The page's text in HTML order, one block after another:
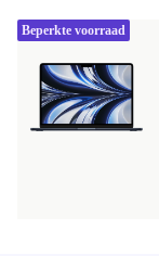
Beperkte voorraad